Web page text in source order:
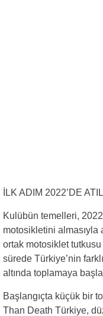
İLK ADIM 2022’DE
Kulübün temelleri,
motosikletini almasıyla
ortak motosiklet
sürede Türkiye’nin
altında toplamaya
Başlangıçta küçük bir
Than Death Türkiye,